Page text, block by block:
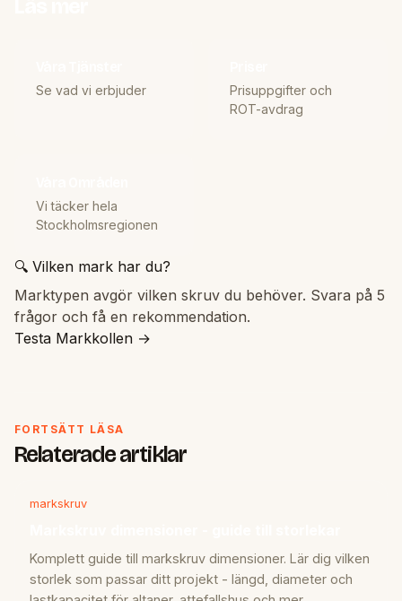
Se vad vi erbjuder
Prisuppgifter och
ROT-avdrag
Vi täcker hela
Stockholmsregionen
🔍 Vilken mark har du?
Marktypen avgör vilken skruv du behöver. Svara på 5
frågor och få en rekommendation.
Testa Markkollen →
FORTSÄTT LÄSA
Relaterade artiklar
markskruv
Komplett guide till markskruv dimensioner. Lär dig vilken
storlek som passar ditt projekt - längd, diameter och